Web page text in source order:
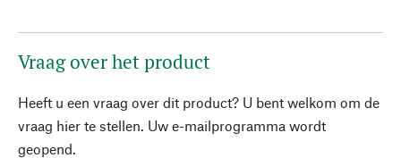
Vraag over het product
Heeft u een vraag over dit product? U bent welkom om de
vraag hier te stellen. Uw e-mailprogramma wordt
geopend.